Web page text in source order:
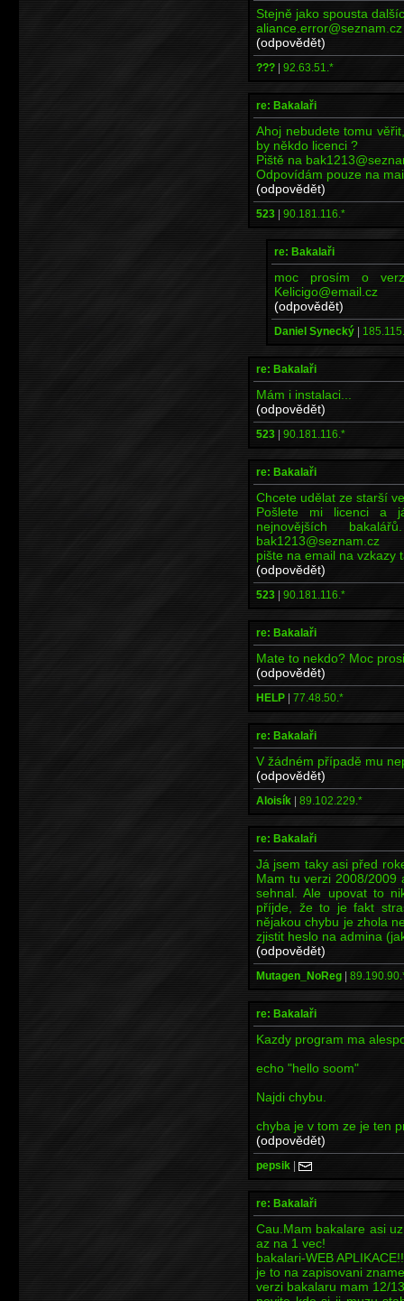
Stejně jako spousta
(odpovědět)
??? | 92.63.51.*
re: Bakalaři
Ahoj nebudete tomu
by někdo licenci ?
Piště na
Odpovídám pouze na
(odpovědět)
523 | 90.181.116.*
re: Bakalaři
moc prosím o
Kelicigo@email.cz
(odpovědět)
Daniel Synecký |
re: Bakalaři
Mám i instalaci...
(odpovědět)
523 | 90.181.116.*
re: Bakalaři
Chcete udělat ze starší
Pošlete mi licenci a
nejnovějších
bak1213@seznam.cz
pište na email na vzkazy
(odpovědět)
523 | 90.181.116.*
re: Bakalaři
Mate to nekdo? Moc
(odpovědět)
HELP | 77.48.50.*
re: Bakalaři
V žádném případě mu
(odpovědět)
Aloisík | 89.102.229.*
re: Bakalaři
Já jsem taky asi před
Mam tu verzi 2008/2009
sehnal. Ale upovat to
příjde, že to je fakt
nějakou chybu je zhola
zjistit heslo na admina
(odpovědět)
Mutagen_NoReg |
re: Bakalaři
Kazdy program ma
echo "hello soom"
Najdi chybu.
chyba je v tom ze je ten
(odpovědět)
pepsik |
re: Bakalaři
Cau.Mam bakalare asi
az na 1 vec!
bakalari-WEB
je to na zapisovani
verzi bakalaru mam 12/